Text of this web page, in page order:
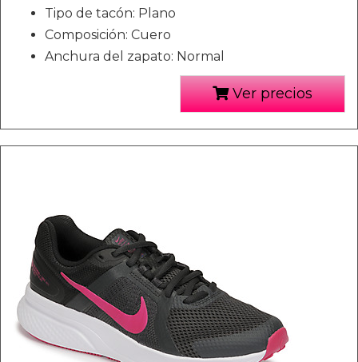
Tipo de tacón: Plano
Composición: Cuero
Anchura del zapato: Normal
Ver precios